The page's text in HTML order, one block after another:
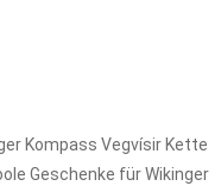
Kompass Vegvísir Kette
Geschenke für Wikinger